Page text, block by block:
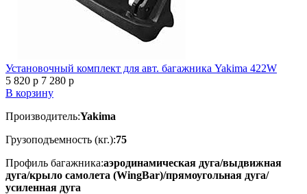
Установочный комплект для авт. багажника Yakima 422W
5 820 p 7 280 p
В корзину
Производитель:Yakima
Грузоподъемность (кг.):75
Профиль багажника:аэродинамическая дуга/выдвижная
дуга/крыло самолета (WingBar)/прямоугольная дуга/
усиленная дуга